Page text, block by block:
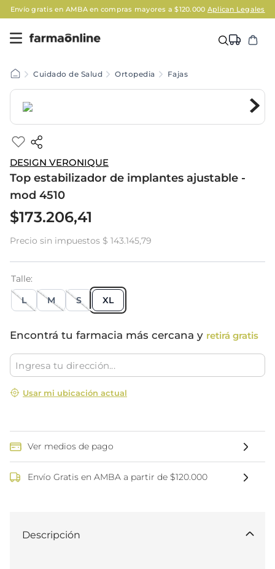
Envío gratis en AMBA en compras mayores a $120.000 Aplican Legales
Cuidado de Salud Ortopedia Fajas
DESIGN VERONIQUE
Top estabilizador de implantes ajustable -
mod 4510
$173.206,41
Precio sin impuestos $ 143.145,79
Talle
L
M S XL
Encontrá tu farmacia más cercana y retirá gratis
Usar mi ubicación actual
Ver medios de pago
Envío Gratis en AMBA a partir de $120.000
Descripción